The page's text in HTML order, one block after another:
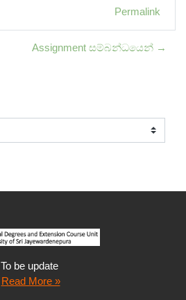
Permalink
Assignment සම්බන්ධයෙන් →
To be update
Read More »